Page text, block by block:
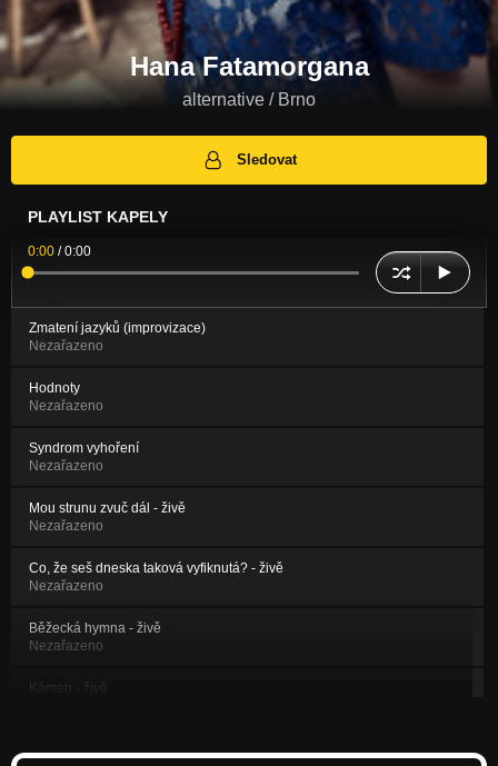
Hana Fatamorgana
alternative / Brno
Sledovat
PLAYLIST KAPELY
0:00 /0:00
Zmatení jazyků (improvizace)
Nezařazeno
Hodnoty
Nezařazeno
Syndrom vyhoření
Nezařazeno
Mou strunu zvuč dál - živě
Nezařazeno
Co, že seš dneska taková vyfiknutá? - živě
Nezařazeno
Běžecká hymna - živě
Nezařazeno
Kámen - živě